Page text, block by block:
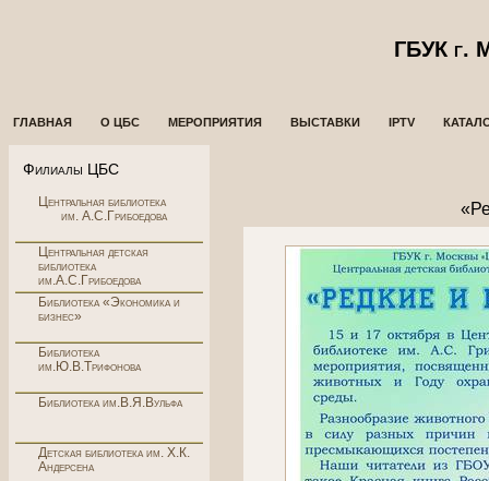
ГБУК г.
ГЛАВНАЯ О ЦБС МЕРОПРИЯТИЯ ВЫСТАВКИ IPTV
Филиалы ЦБС
Центральная библиотека
им. А.С.Грибоедова
Центральная детская
библиотека
им.А.С.Грибоедова
Библиотека «Экономика и
бизнес»
Библиотека
им.Ю.В.Трифонова
Библиотека им.В.Я.Вульфа
Детская библиотека им. Х.К.
Андерсена